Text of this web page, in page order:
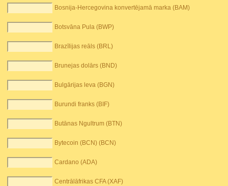
Bosnija-Hercegovina konvertējamā marka (BAM)
Botsvāna Pula (BWP)
Brazīlijas reāls (BRL)
Brunejas dolārs (BND)
Bulgārijas leva (BGN)
Burundi franks (BIF)
Butānas Ngultrum (BTN)
Bytecoin (BCN) (BCN)
Cardano (ADA)
Centrālāfrikas CFA (XAF)